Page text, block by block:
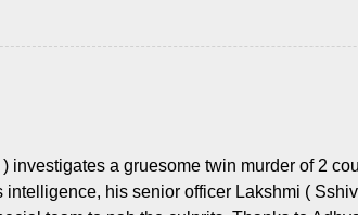
பாண்டியன், வி டி வி கணேஷ் , ஜான் விஜய்,
உள்ளிட்ட பலர் நடித்திருக்கிறார்கள். எம்.
ஜீ. வி. பிரகாஷ் குமார் இசையமைத்திருக்கிறார்.
லாரன்ஸ் கிஷோர் படத் தொகுப்பு
வலியுறுத்தி தயாராகி இருக்கும்
நிறுவனம் சார்பில் சக்திவேலன் வழங...
investigates a gruesome twin murder of 2
his senior officer Lakshmi (